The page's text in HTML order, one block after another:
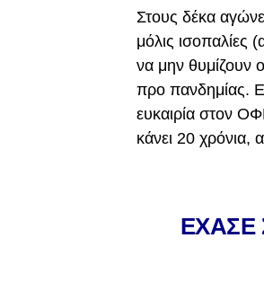
Στους δέκα
μόλις ισοπαλίες
να μην θυμίζουν
προ πανδημίας.
ευκαιρία στον
κάνει 20 χρόνια,
ΕΧΑΣΕ